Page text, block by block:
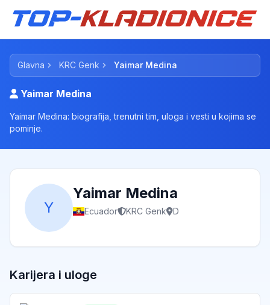
Glavna KRC Genk Yaimar Medina
Yaimar Medina
Yaimar Medina: biografija, trenutni tim, uloga i vesti u kojima se
pominje.
Y
Yaimar Medina
Ecuador KRC Genk D
Karijera i uloge